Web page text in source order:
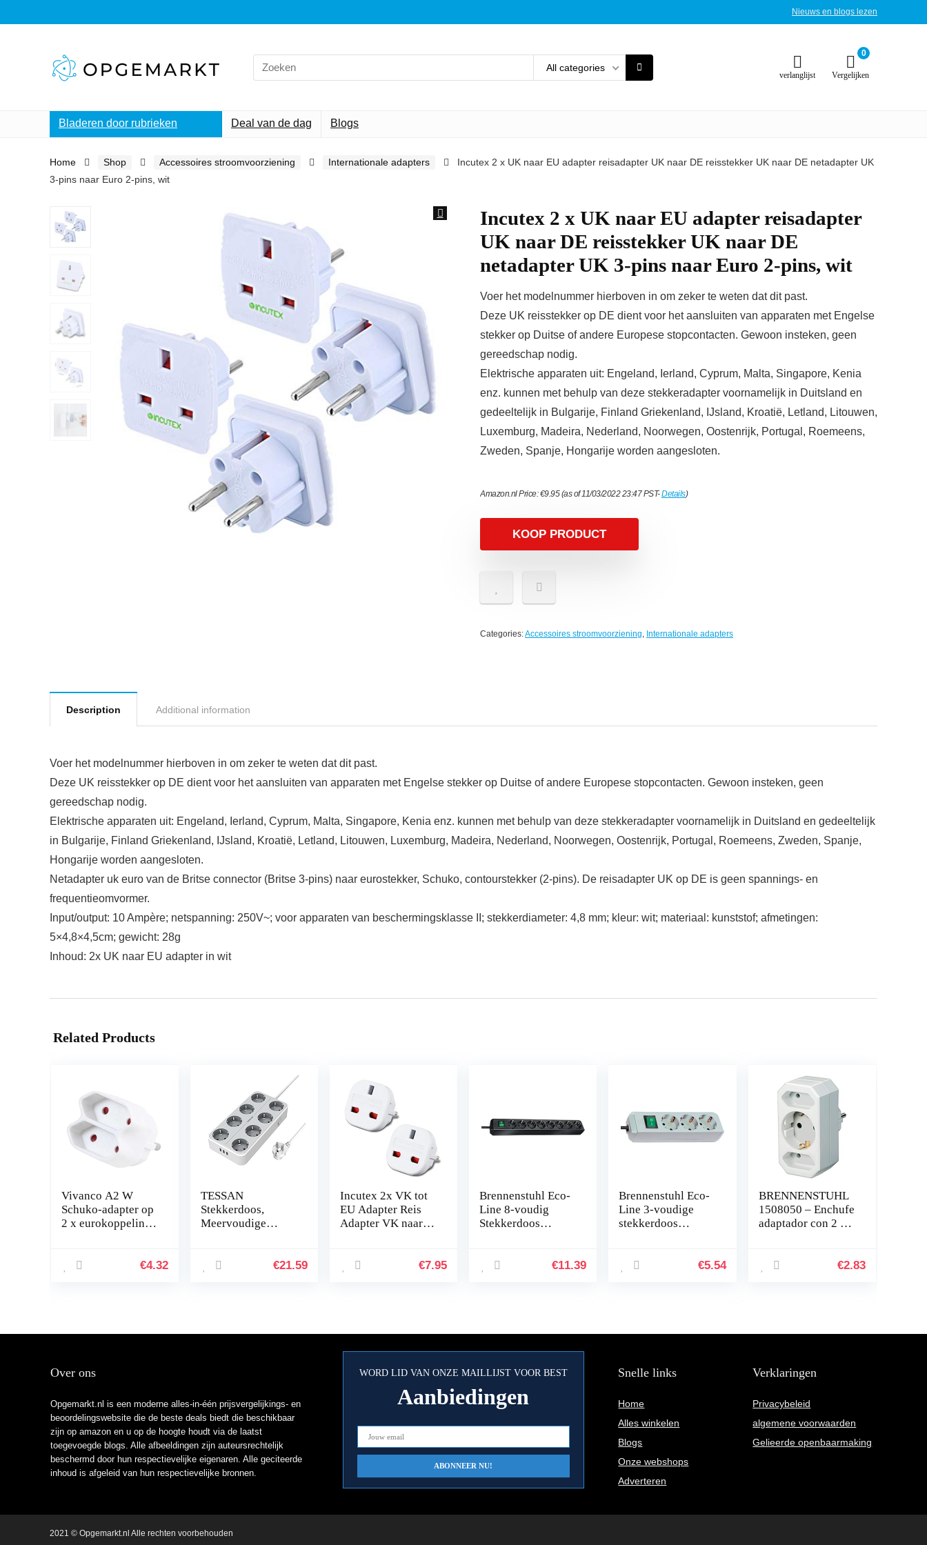
Nieuws en blogs lezen
Search
for:
All categories
verlanglijst
0
Vergelijken
Bladeren door rubrieken Deal van de dag Blogs
Home Shop Accessoires stroomvoorziening Internationale adapters
Incutex 2 x UK naar EU adapter reisadapter UK naar DE reisstekker UK naar DE netadapter UK
3-pins naar Euro 2-pins, wit
Incutex 2 x UK naar EU adapter reisadapter
UK naar DE reisstekker UK naar DE
netadapter UK 3-pins naar Euro 2-pins, wit
Voer het modelnummer hierboven in om zeker te weten dat dit past.
Deze UK reisstekker op DE dient voor het aansluiten van apparaten met Engelse
stekker op Duitse of andere Europese stopcontacten. Gewoon insteken, geen
gereedschap nodig.
Elektrische apparaten uit: Engeland, Ierland, Cyprum, Malta, Singapore, Kenia
enz. kunnen met behulp van deze stekkeradapter voornamelijk in Duitsland en
gedeeltelijk in Bulgarije, Finland Griekenland, IJsland, Kroatië, Letland, Litouwen,
Luxemburg, Madeira, Nederland, Noorwegen, Oostenrijk, Portugal, Roemeens,
Zweden, Spanje, Hongarije worden aangesloten.
Amazon.nl Price:€9.95(as of 11/03/2022 23:47 PST-Details)
KOOP PRODUCT
Categories:Accessoires stroomvoorziening, Internationale adapters
Description Additional information
Voer het modelnummer hierboven in om zeker te weten dat dit past.
Deze UK reisstekker op DE dient voor het aansluiten van apparaten met Engelse stekker op Duitse of andere Europese stopcontacten. Gewoon insteken, geen
gereedschap nodig.
Elektrische apparaten uit: Engeland, Ierland, Cyprum, Malta, Singapore, Kenia enz. kunnen met behulp van deze stekkeradapter voornamelijk in Duitsland en gedeeltelijk
in Bulgarije, Finland Griekenland, IJsland, Kroatië, Letland, Litouwen, Luxemburg, Madeira, Nederland, Noorwegen, Oostenrijk, Portugal, Roemeens, Zweden, Spanje,
Hongarije worden aangesloten.
Netadapter uk euro van de Britse connector (Britse 3-pins) naar eurostekker, Schuko, contourstekker (2-pins). De reisadapter UK op DE is geen spannings- en
frequentieomvormer.
Input/output: 10 Ampère; netspanning: 250V~; voor apparaten van beschermingsklasse II; stekkerdiameter: 4,8 mm; kleur: wit; materiaal: kunststof; afmetingen:
5×4,8×4,5cm; gewicht: 28g
Inhoud: 2x UK naar EU adapter in wit
Related Products
Vivanco A2 W
Schuko-adapter op
2 x eurokoppeling,
€4.32
TESSAN
Stekkerdoos,
Meervoudige
Voedingsbord met
€21.59
Incutex 2x VK tot
EU Adapter Reis
Adapter VK naar
naar DE Adapter€7.95
Brennenstuhl Eco-
Line 8-voudig
Stekkerdoos
kabel) zwart
€11.39
Brennenstuhl Eco-
Line 3-voudige
stekkerdoos
schakelaar en 1,5 m
€5.54
BRENNENSTUHL
1508050 – Enchufe
adaptador con 2 +
€2.83
Over ons
Opgemarkt.nl is een moderne alles-in-één prijsvergelijkings- en
beoordelingswebsite die de beste deals biedt die beschikbaar
zijn op amazon en u op de hoogte houdt via de laatst
toegevoegde blogs. Alle afbeeldingen zijn auteursrechtelijk
beschermd door hun respectievelijke eigenaren. Alle geciteerde
inhoud is afgeleid van hun respectievelijke bronnen.
WORD LID VAN ONZE MAILLIJST VOOR BEST
Aanbiedingen
Snelle links
Home
Alles winkelen
Blogs
Onze webshops
Adverteren
Verklaringen
Privacybeleid
algemene voorwaarden
Gelieerde openbaarmaking
2021 © Opgemarkt.nl Alle rechten voorbehouden